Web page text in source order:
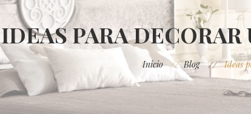
IDEAS PARA
>
Inicio Blog Ideas